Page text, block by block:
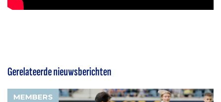
Gerelateerde nieuwsberichten
MEMBERS